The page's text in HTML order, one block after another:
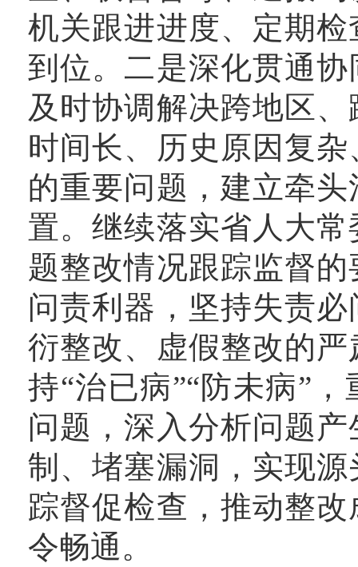
机关跟进进度、定期
到位。二是深化贯通
及时协调解决跨地区
时间长、历史原因复
的重要问题，建立牵
置。继续落实省人大
题整改情况跟踪监督
问责利器，坚持失责
衍整改、虚假整改的
持“治已病”“防未病”
问题，深入分析问题
制、堵塞漏洞，实现
踪督促检查，推动整
令畅通。